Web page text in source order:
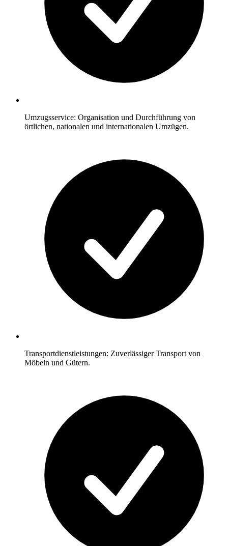
Umzugsservice: Organisation und Durchführung von
örtlichen, nationalen und internationalen Umzügen.
Transportdienstleistungen: Zuverlässiger Transport von
Möbeln und Gütern.